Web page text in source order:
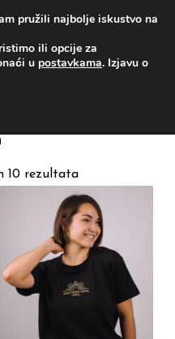
10 rezultata
pružili najbolje iskustvo na
ili opcije za
u postavkama. Izjavu o